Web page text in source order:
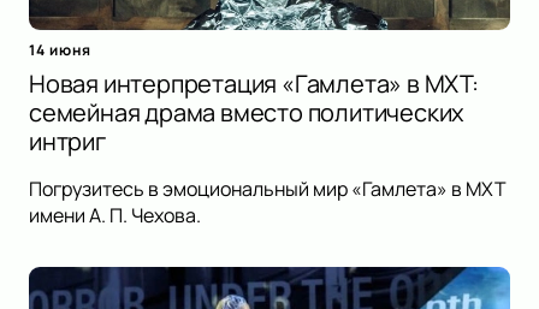
14 июня
Новая интерпретация «Гамлета» в МХТ:
семейная драма вместо политических
интриг
Погрузитесь в эмоциональный мир «Гамлета» в МХТ
имени А. П. Чехова.